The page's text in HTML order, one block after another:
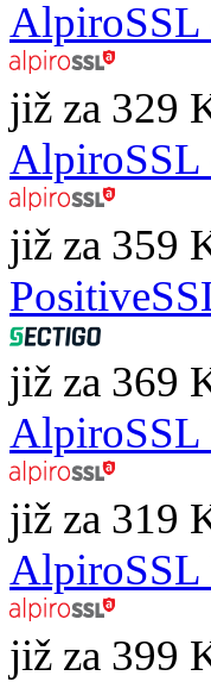
již za 329
již za 359
již za 369
AlpiroSSL
již za 319
AlpiroSSL
již za 399